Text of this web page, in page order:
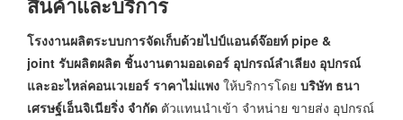
โรงงานผลิตระบบการจัดเก็บด้วยไปป์แอนด์จ๊อยท์ pipe &
joint รับผลิตผลิต ชิ้นงานตามออเดอร์ อุปกรณ์ลำเลียง อุปกรณ์
และอะไหล่คอนเวเยอร์ ราคาไม่แพง ให้บริการโดย บริษัท ธนา
เศรษฐ์เอ็นจิเนียริ่ง จำกัด ตัวแทนนำเข้า จำหน่าย ขายส่ง อุปกรณ์